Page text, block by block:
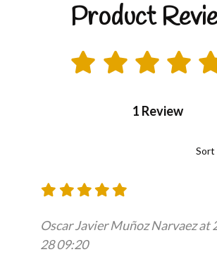
Product
1 Review
Sort
Oscar Javier Muñoz Narvaez at
28 09:20